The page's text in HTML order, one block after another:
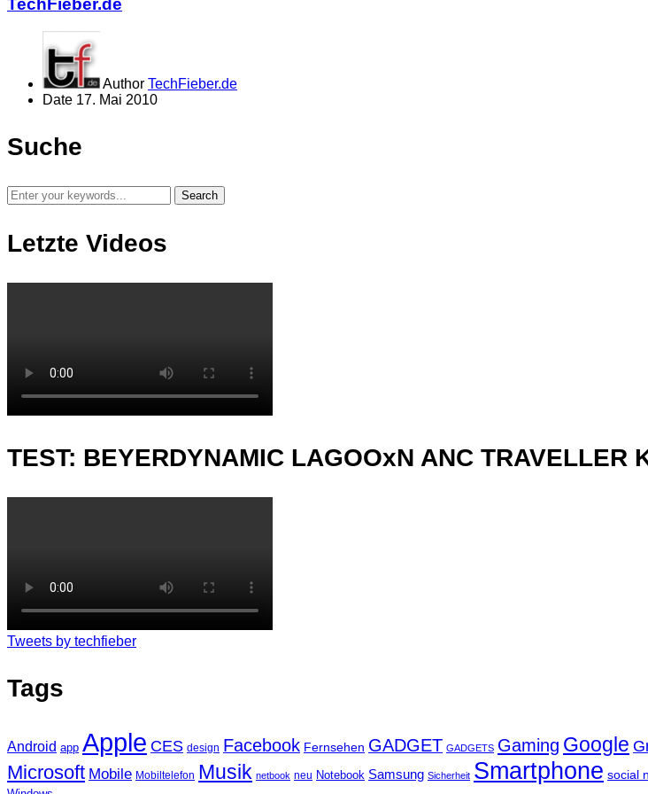
TechFieber.de
Author TechFieber.de
Date 17. Mai 2010
Suche
Letzte Videos
TEST: BEYERDYNAMIC LAGOOxN ANC TRAVELLER
Tweets by techfieber
Tags
Android app Apple CES design Facebook Fernsehen GADGET GADGETS Gaming Google
Microsoft Mobile Mobiltelefon Musik netbook neu Notebook Samsung Sicherheit Smartphone social